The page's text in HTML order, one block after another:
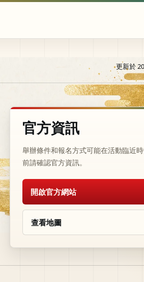
更新於
官方資訊
舉辦條件和報名方式可能在活動臨近
前請確認官方資訊。
開啟官方網站
查看地圖